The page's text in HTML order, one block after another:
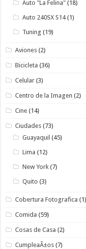
Auto "La Felina" (18)
Auto 240SX S14(1)
Tuning (19)
Aviones (2)
Bicicleta (36)
Celular (3)
Centro de la Imagen (2)
Cine (14)
Ciudades (73)
Guayaquil (45)
Lima (12)
New York (7)
Quito (3)
Cobertura Fotografica (1)
Comida (59)
Cosas de Casa (2)
CumpleaÃ±os (7)